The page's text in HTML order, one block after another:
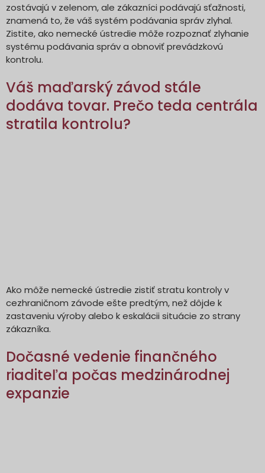
zostávajú v zelenom, ale zákazníci podávajú sťažnosti,
znamená to, že váš systém podávania správ zlyhal.
Zistite, ako nemecké ústredie môže rozpoznať zlyhanie
systému podávania správ a obnoviť prevádzkovú
kontrolu.
Váš maďarský závod stále
dodáva tovar. Prečo teda centrála
stratila kontrolu?
Ako môže nemecké ústredie zistiť stratu kontroly v
cezhraničnom závode ešte predtým, než dôjde k
zastaveniu výroby alebo k eskalácii situácie zo strany
zákazníka.
Dočasné vedenie finančného
riaditeľa počas medzinárodnej
expanzie